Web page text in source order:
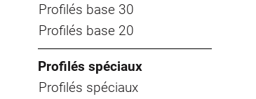
Profilés base 30
Profilés base 20
Profilés spéciaux
Profilés spéciaux